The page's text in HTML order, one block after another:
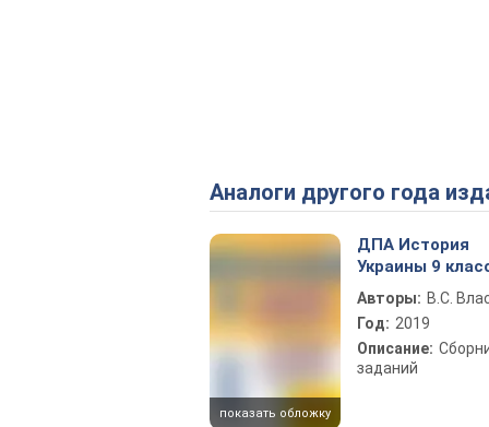
Аналоги другого года
показать обложку
ДПА История
Украины 9
Авторы: В.С.
Год: 2019
Описание:
заданий